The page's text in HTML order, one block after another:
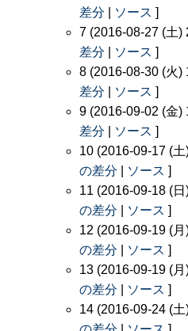
差分
ソース ]
7 (2016-08-27 (土)
差分
ソース ]
8 (2016-08-30 (火)
差分
ソース ]
9 (2016-09-02 (金)
差分
ソース ]
10 (2016-09-17 (
の差分
ソース ]
11 (2016-09-18 (
の差分
ソース ]
12 (2016-09-19 (
の差分
ソース ]
13 (2016-09-19 (
の差分
ソース ]
14 (2016-09-24 (